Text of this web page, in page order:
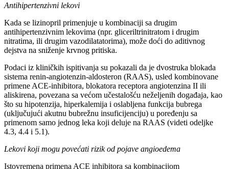
Antihipertenzivni lekovi
Kada se lizinopril primenjuje u kombinaciji sa drugim
antihipertenzivnim lekovima (npr. gliceriltrinitratom i drugim
nitratima, ili drugim vazodilatatorima), može doći do aditivnog
dejstva na sniženje krvnog pritiska.
Podaci iz kliničkih ispitivanja su pokazali da je dvostruka blokada
sistema renin-angiotenzin-aldosteron (RAAS), usled kombinovane
primene ACE-inhibitora, blokatora receptora angiotenzina II ili
aliskirena, povezana sa većom učestalošću neželjenih događaja, kao
što su hipotenzija, hiperkalemija i oslabljena funkcija bubrega
(uključujući akutnu bubrežnu insuficijenciju) u poređenju sa
primenom samo jednog leka koji deluje na RAAS (videti odeljke
4.3, 4.4 i 5.1).
Lekovi koji mogu povećati rizik od pojave angioedema
Istovremena primena ACE inhibitora sa kombinacijom